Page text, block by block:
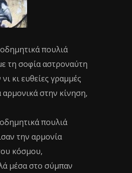
πουλιά
τη σοφία αστροναύτη
κι ευθείες γραμμές
στην κίνηση,
πουλιά
την αρμονία
κόσμου,
μέσα στο σύμπαν